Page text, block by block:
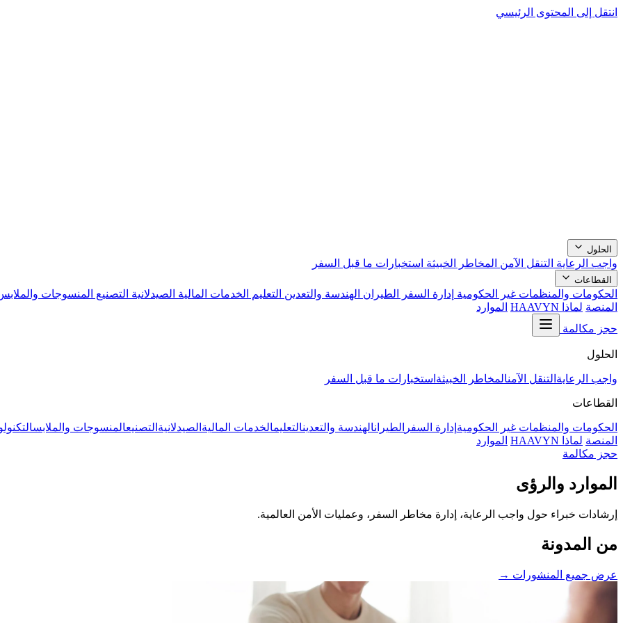
انتقل إلى المحتوى الرئيسي
الحلول
واجب الرعاية التنقل الآمن المخاطر الخبيثة استخبارات ما قبل السفر
القطاعات
الحكومات والمنظمات غير الحكومية إدارة السفر الطيران الهندسة والتعدين التعليم الخدمات المالية الصيدلانية التصنيع المنسوجات
المنصة لماذا HAAVYN
الموارد
حجز مكالمة
الحلول
واجب الرعاية التنقل الآمنالمخاطر الخبيثة استخبارات ما قبل السفر
القطاعات
الحكومات والمنظمات غير الحكومية إدارة السفر الطيرانالهندسة والتعدينالتعليمالخدمات المالية الصيدلانية التصنيعالمنسوجات والملابس
المنصة لماذا HAAVYN
الموارد
حجز مكالمة
الموارد والرؤى
إرشادات خبراء حول واجب الرعاية، إدارة مخاطر السفر، وعمليات الأمن العالمية.
من المدونة
عرض جميع المنشورات →